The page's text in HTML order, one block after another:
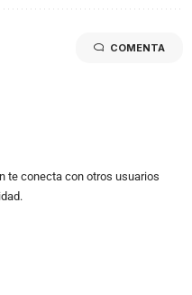
COMENTA
te conecta con otros usuarios